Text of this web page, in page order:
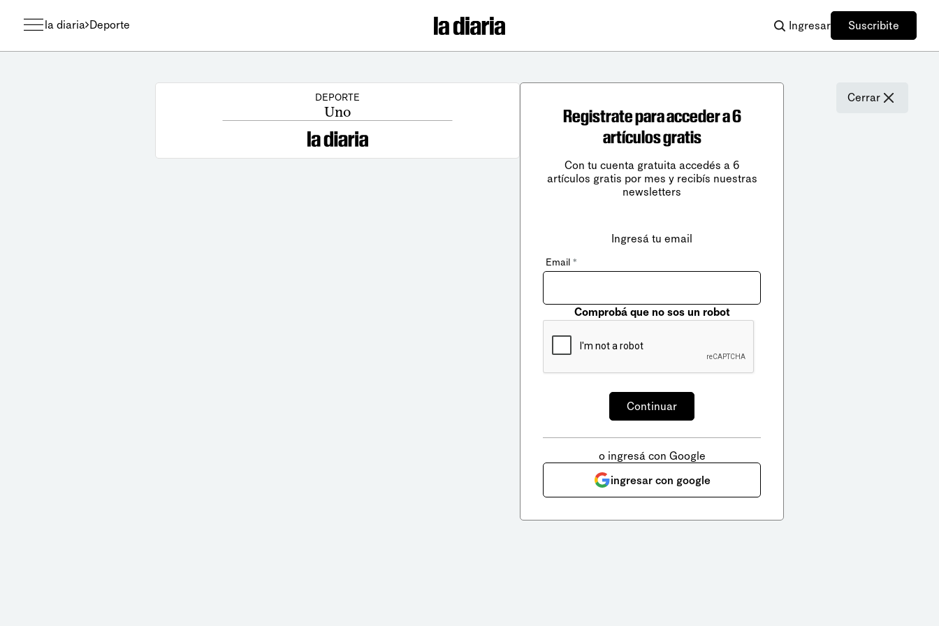
la diaria Deporte Ingresar Suscribite
DEPORTE
Uno
Cerrar
Registrate para acceder a 6
artículos gratis
Con tu cuenta gratuita accedés a 6
artículos gratis por mes y recibís nuestras
newsletters
Ingresá tu email
Email *
Comprobá que no sos un robot
o ingresá con Google
ingresar con google